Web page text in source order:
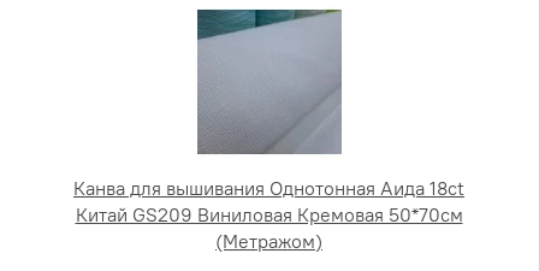
Канва для вышивания Однотонная Аида 18ct
Китай GS209 Виниловая Кремовая 50*70см
(Метражом)